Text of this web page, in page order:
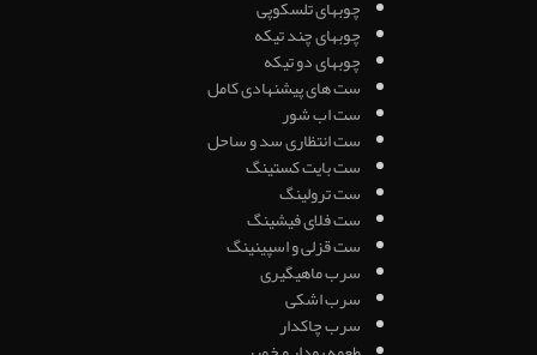
چوبهای تلسکوپی
چوبهای چند تیکه
چوبهای دو تیکه
ست های پیشنهادی کامل
ست اب شور
ست انتظاری سد و ساحل
ست بایت کستینگ
ست ترولینگ
ست فلای فیشینگ
ست قزلی و اسپینینگ
سرب ماهیگیری
سرب اشکی
سرب چاکدار